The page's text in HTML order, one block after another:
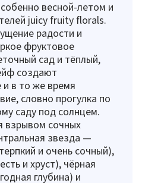
весной-летом и
juicy fruity florals.
радости и
фруктовое
сад и тёплый,
создают
и в то же время
словно прогулка по
саду под солнцем.
взрывом сочных
звезда —
и очень сочный),
и хруст), чёрная
глубина) и